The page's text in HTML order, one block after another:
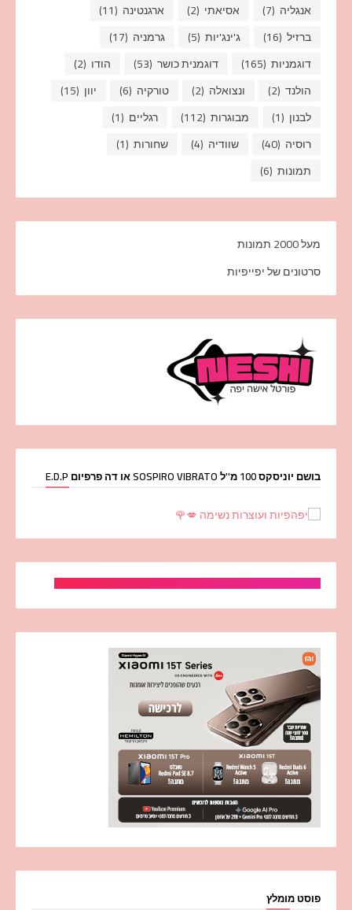
אנגליה (7) אסיאתי (2) ארגנטינה (11)
ברזיל (16) ג'ינג'יות (5) גרמניה (17)
דוגמניות (165) דוגמנית כושר (53) הודו (2)
הולנד (2) ונצואלה (2) טורקיה (6) יוון (15)
לבנון (1) מבוגרות (112) רגליים (1)
רוסיה (40) שוודיה (4) שחורות (1)
תמונות (6)
מעל 2000 תמונות
סרטונים של יפייפיות
בושם יוניסקס 100 מ''ל SOSPIRO VIBRATO או דה פרפיום E.D.P
פוסט מומלץ